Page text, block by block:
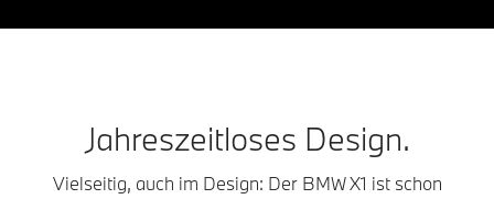
Jahreszeitloses Design.
Vielseitig, auch im Design: Der BMW X1 ist schon